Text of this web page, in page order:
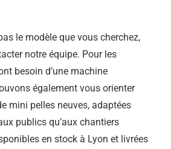
le modèle que vous cherchez,
notre équipe. Pour les
besoin d’une machine
également vous orienter
mini pelles neuves, adaptées
publics qu’aux chantiers
en stock à Lyon et livrées